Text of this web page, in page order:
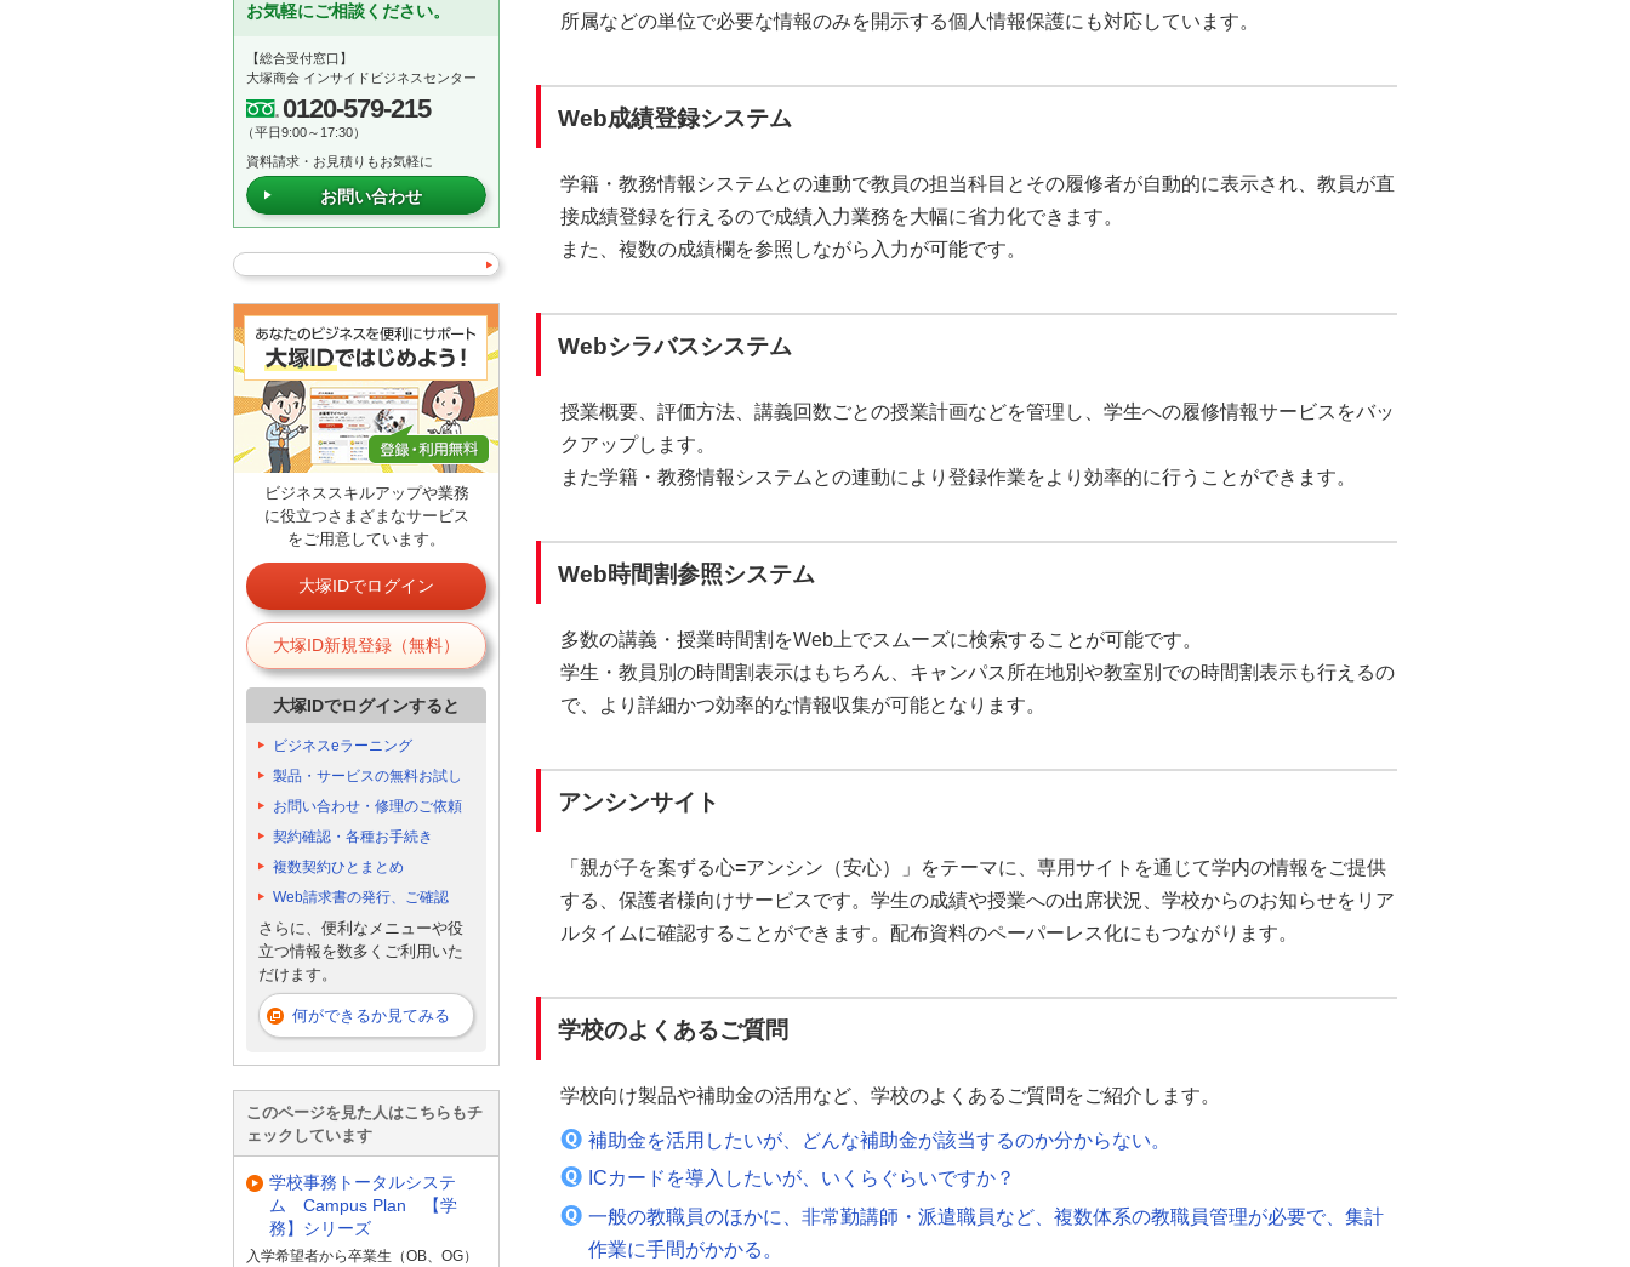
所属などの単位で必要な情報のみを開示する個人情報保護にも対応しています。
Web成績登録システム
学籍・教務情報システムとの連動で教員の担当科目とその履修者が自動的に表示され、教員が直
接成績登録を行えるので成績入力業務を大幅に省力化できます。
また、複数の成績欄を参照しながら入力が可能です。
Webシラバスシステム
授業概要、評価方法、講義回数ごとの授業計画などを管理し、学生への履修情報サービスをバッ
クアップします。
また学籍・教務情報システムとの連動により登録作業をより効率的に行うことができます。
Web時間割参照システム
多数の講義・授業時間割をWeb上でスムーズに検索することが可能です。
学生・教員別の時間割表示はもちろん、キャンパス所在地別や教室別での時間割表示も行えるの
で、より詳細かつ効率的な情報収集が可能となります。
アンシンサイト
「親が子を案ずる心=アンシン（安心）」をテーマに、専用サイトを通じて学内の情報をご提供
する、保護者様向けサービスです。学生の成績や授業への出席状況、学校からのお知らせをリア
ルタイムに確認することができます。配布資料のペーパーレス化にもつながります。
学校のよくあるご質問
学校向け製品や補助金の活用など、学校のよくあるご質問をご紹介します。
補助金を活用したいが、どんな補助金が該当するのか分からない。
ICカードを導入したいが、いくらぐらいですか？
一般の教職員のほかに、非常勤講師・派遣職員など、複数体系の教職員管理が必要で、集計
作業に手間がかかる。
お気軽にご相談ください。
【総合受付窓口】
大塚商会 インサイドビジネスセンター
0120-579-215
（平日9:00～17:30）
資料請求・お見積りもお気軽に
お問い合わせ
ビジネススキルアップや業務
に役立つさまざまなサービス
をご用意しています。
大塚IDでログイン
大塚ID新規登録（無料）
大塚IDでログインすると
ビジネスeラーニング
製品・サービスの無料お試し
お問い合わせ・修理のご依頼
契約確認・各種お手続き
複数契約ひとまとめ
Web請求書の発行、ご確認
さらに、便利なメニューや役
立つ情報を数多くご利用いた
だけます。
何ができるか見てみる
このページを見た人はこちらもチ
ェックしています
学校事務トータルシステ
ム Campus Plan 【学
務】シリーズ
入学希望者から卒業生（OB、OG）